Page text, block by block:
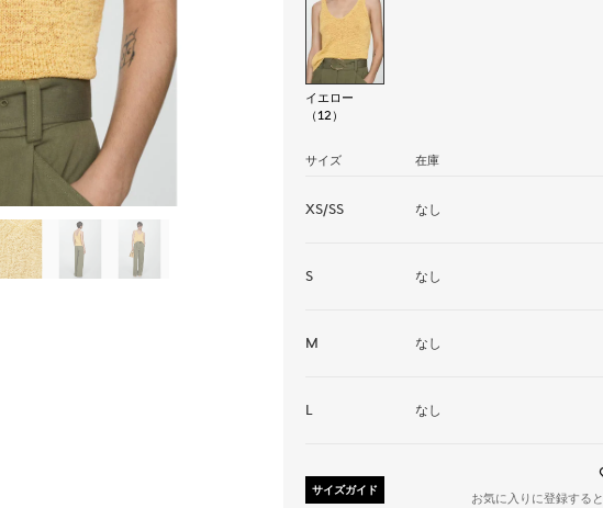
イエロー
（12）
サイズ 在庫
XS/SS なし
S なし
M なし
L なし
サイズガイド
お気に入りに登録すると